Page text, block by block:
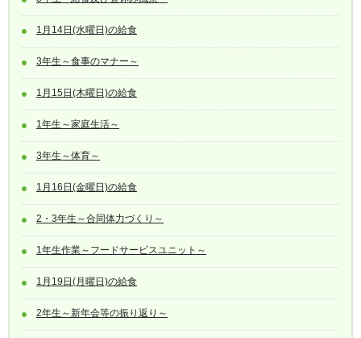
1月14日(水曜日)の給食
3年生～食事のマナー～
1月15日(木曜日)の給食
1年生～家庭生活～
3年生～体育～
1月16日(金曜日)の給食
2・3年生～合同体力づくり～
1年生作業～フードサービスユニット～
1月19日(月曜日)の給食
2年生～新年会等の振り返り～